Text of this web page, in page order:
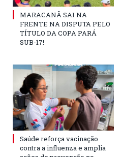
MARACANÃ SAI NA
FRENTE NA DISPUTA PELO
TÍTULO DA COPA PARÁ
SUB-17!
Saúde reforça vacinação
contra a influenza e amplia